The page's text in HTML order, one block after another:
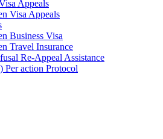
Appeals
Visa Appeals
Business Visa
Travel Insurance
Re-Appeal Assistance
Per action Protocol